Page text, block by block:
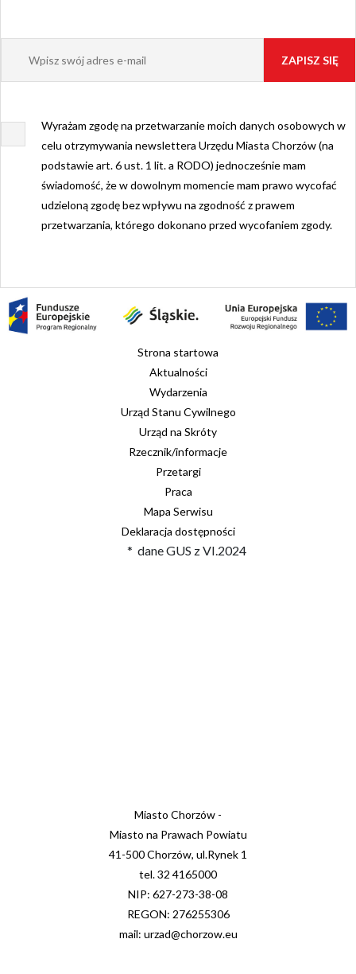
Wyrażam zgodę na przetwarzanie moich danych osobowych w
celu otrzymywania newslettera Urzędu Miasta Chorzów (na
podstawie art. 6 ust. 1 lit. a RODO) jednocześnie mam
świadomość, że w dowolnym momencie mam prawo wycofać
udzieloną zgodę bez wpływu na zgodność z prawem
przetwarzania, którego dokonano przed wycofaniem zgody.
Strona startowa
Aktualności
Wydarzenia
Urząd Stanu Cywilnego
Urząd na Skróty
Rzecznik/informacje
Przetargi
Praca
Mapa Serwisu
Deklaracja dostępności
* dane GUS z VI.2024
Miasto Chorzów -
Miasto na Prawach Powiatu
41-500 Chorzów, ul.Rynek 1
tel. 32 4165000
NIP: 627-273-38-08
REGON: 276255306
mail: urzad@chorzow.eu